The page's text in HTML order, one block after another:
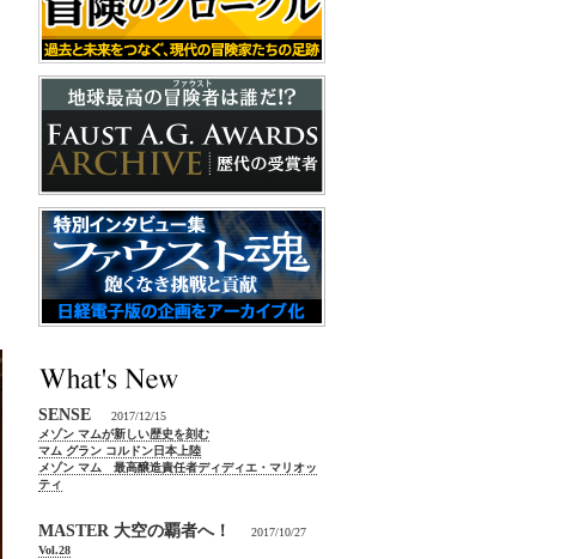
SENSE
2017/12/15
メゾン マムが新しい歴史を刻む
マム グラン コルドン日本上陸
メゾン マム 最高醸造責任者ディディエ・マリオッ
ティ
MASTER 大空の覇者へ！
2017/10/27
Vol.28